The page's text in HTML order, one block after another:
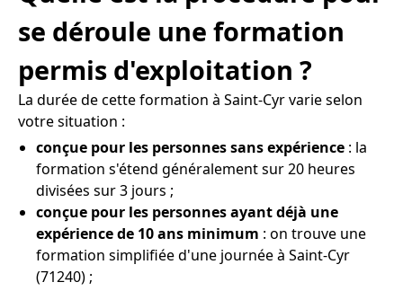
se déroule une formation
permis d'exploitation ?
La durée de cette formation à Saint-Cyr varie selon
votre situation :
conçue pour les personnes sans expérience : la
formation s'étend généralement sur 20 heures
divisées sur 3 jours ;
conçue pour les personnes ayant déjà une
expérience de 10 ans minimum : on trouve une
formation simplifiée d'une journée à Saint-Cyr
(71240) ;